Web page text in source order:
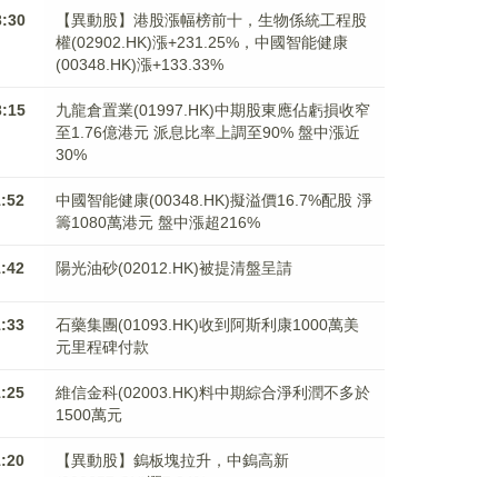
【異動股】港股漲幅榜前十，生物係統工程股
權(02902.HK)漲+231.25%，中國智能健康
(00348.HK)漲+133.33%
九龍倉置業(01997.HK)中期股東應佔虧損收窄
至1.76億港元 派息比率上調至90% 盤中漲近
30%
中國智能健康(00348.HK)擬溢價16.7%配股 淨
籌1080萬港元 ​​​​​​​盤中漲超216%
陽光油砂(02012.HK)被提清盤呈請
石藥集團(01093.HK)收到阿斯利康1000萬美
元里程碑付款
維信金科(02003.HK)料中期綜合淨利潤不多於
1500萬元
【異動股】鎢板塊拉升，中鎢高新